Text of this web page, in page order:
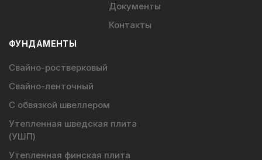
Документы
Контакты
ФУНДАМЕНТЫ
Свайно-ростверковый
Свайно-ленточный
С обвязкой швеллером
Утепленная шведская плита
(УШП)
Утепленная финская плита